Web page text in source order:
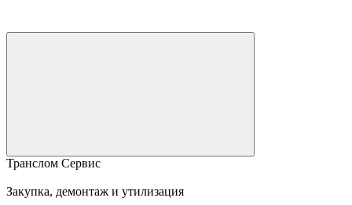
Транслом Сервис
Закупка, демонтаж и утилизация